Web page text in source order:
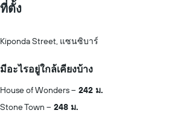
ที่ตั้ง
Kiponda Street, แซนซิบาร์
มีอะไรอยู่ใกล้เคียงบ้าง
House of Wonders
242 ม.
Stone Town
248 ม.